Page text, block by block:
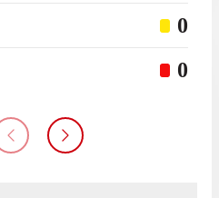
0
0